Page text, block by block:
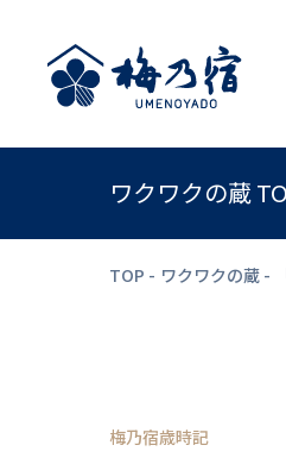
ワクワクの蔵
TOP ワクワクの蔵
梅乃宿歳時記